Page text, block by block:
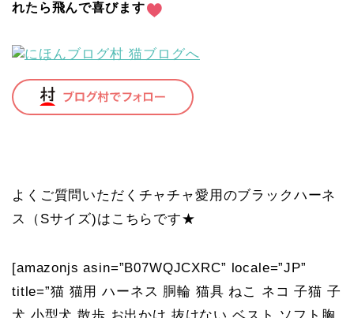
れたら飛んで喜びます
よくご質問いただくチャチャ愛用のブラックハーネ
ス（Sサイズ)はこちらです★
[amazonjs asin=”B07WQJCXRC” locale=”JP”
title=”猫 猫用 ハーネス 胴輪 猫具 ねこ ネコ 子猫 子